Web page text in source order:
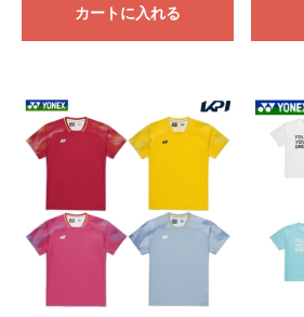
カートに入れる